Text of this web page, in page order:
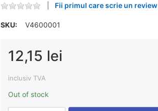
Fii primul care scrie un review
SKU: V4600001
12,15 lei
inclusiv TVA
Out of stock